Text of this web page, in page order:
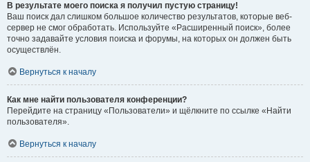
В результате моего поиска я получил пустую страницу!
Ваш поиск дал слишком большое количество результатов, которые веб-
сервер не смог обработать. Используйте «Расширенный поиск», более
точно задавайте условия поиска и форумы, на которых он должен быть
осуществлён.
Вернуться к началу
Как мне найти пользователя конференции?
Перейдите на страницу «Пользователи» и щёлкните по ссылке «Найти
пользователя».
Вернуться к началу